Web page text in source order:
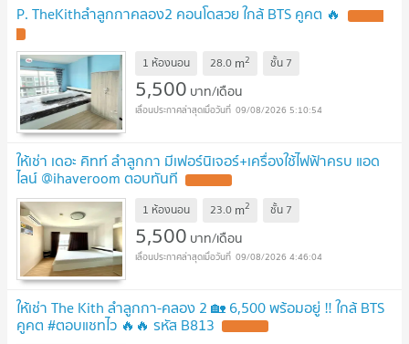
P. TheKithลำลูกกาคลอง2 คอนโดสวย ใกล้ BTS คูคต 🔥
1 ห้องนอน 28.0 m2 ชั้น 7
5,500 บาท/เดือน
09/08/2026 5:10:54
ให้เช่า เดอะ คิทท์ ลำลูกกา มีเฟอร์นิเจอร์+เครื่องใช้ไฟฟ้าครบ แอด
ไลน์ @ihaveroom ตอบทันที
1 ห้องนอน 23.0 m2 ชั้น 7
5,500 บาท/เดือน
09/08/2026 4:46:04
ให้เช่า The Kith ลำลูกกา-คลอง 2 🏡 6,500 พร้อมอยู่ ‼️ ใกล้ BTS
คูคต #ตอบแชทไว 🔥🔥 รหัส B813